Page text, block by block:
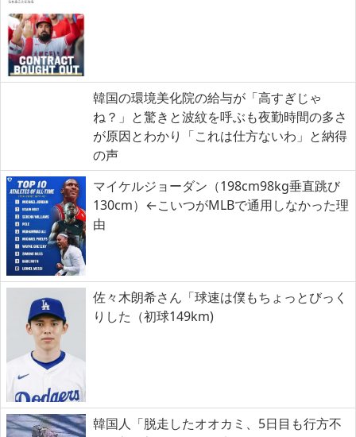
韓国の環境美化院の給与が「高すぎじゃ
ね？」と驚きと波紋を呼ぶも夜勤時間の多さ
が原因とわかり「これは仕方ないわ」と納得
の声
マイケルジョーダン（198cm98kg垂直跳び
130cm）←こいつがMLBで通用しなかった理
由
佐々木朗希さん「球速は僕もちょっとびっく
りした（初球149km)
韓国人「脱走したオオカミ、5日目も行方不